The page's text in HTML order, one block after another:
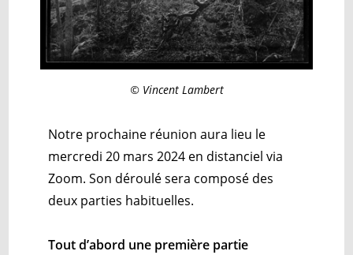
© Vincent Lambert
Notre prochaine réunion aura lieu le
mercredi 20 mars 2024 en distanciel via
Zoom. Son déroulé sera composé des
deux parties habituelles.
Tout d’abord une première partie